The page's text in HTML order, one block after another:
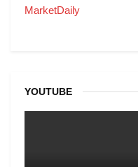
MarketDaily
YOUTUBE